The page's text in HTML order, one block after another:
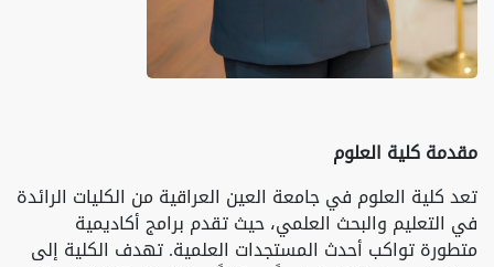
مقدمة كلية العلوم
تعد كلية العلوم في جامعة العين العراقية من الكليات الرائدة
في التعليم والبحث العلمي، حيث تقدم برامج أكاديمية
متطورة تواكب أحدث المستجدات العلمية. تهدف الكلية إلى